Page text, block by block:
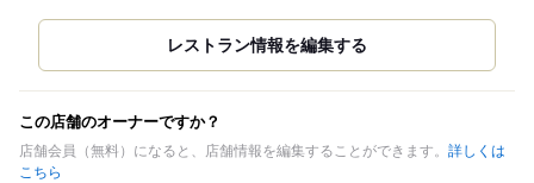
この店舗のオーナーですか？
店舗会員（無料）になると、店舗情報を編集することができます。 詳しくは
こちら